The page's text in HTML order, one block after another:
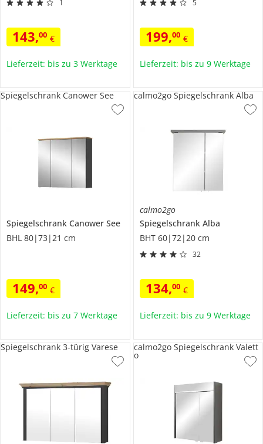
1
143,00 €
Lieferzeit: bis zu 3 Werktage
5
199,00 €
Lieferzeit: bis zu 9 Werktage
Spiegelschrank Canower See
BHL 80|73|21 cm
149,00 €
Spiegelschrank Canower See
Lieferzeit: bis zu 7 Werktage
calmo2go
Spiegelschrank Alba
BHT 60|72|20 cm
32
134,00 €
calmo2go Spiegelschrank Alba
Lieferzeit: bis zu 9 Werktage
Spiegelschrank 3-türig Varese calmo2go Spiegelschrank Valett
o